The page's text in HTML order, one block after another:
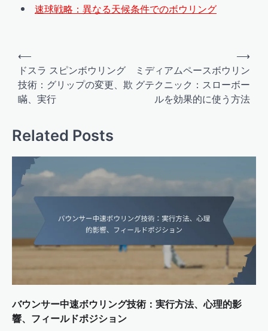
速球戦略：異なる天候条件でのボウリング
Post
navigation
⟵
ドスラ スピンボウリング
技術：グリップの変更、欺
瞞、実行
ミディアムペースボウリン
グテクニック：スローボー
ルを効果的に使う方法
⟶
Related Posts
バウンサー中速ボウリング技術：実行方法、心理的影
響、フィールドポジション